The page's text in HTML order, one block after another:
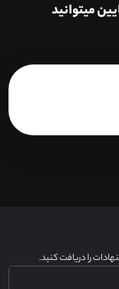
میتوانید
را دریافت کنید.